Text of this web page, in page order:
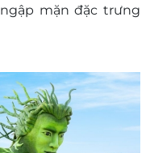
mặn đặc trưng